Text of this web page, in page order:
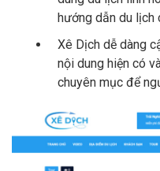
hướng dẫn du lịch
Xê Dịch dễ dàng
nội dung hiện có
chuyên mục để